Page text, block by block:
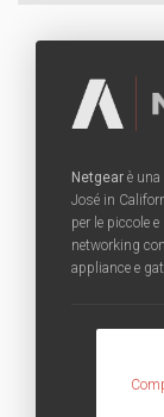
Netgear è
José in
per le piccole
networking
appliance e